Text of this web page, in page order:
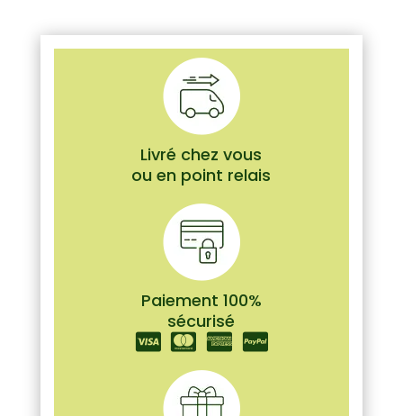
Livré chez vous
ou en point relais
Paiement 100%
sécurisé